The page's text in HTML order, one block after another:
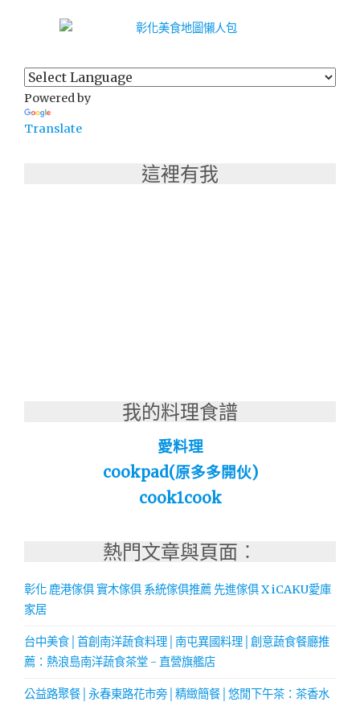
估"
Powered by
Translate
這裡有我
我的料理食譜
愛料理
cookpad(原多多開伙)
cook1cook
熱門文章與頁面︰
彰化 鹿港傢俱 實木傢俱 系統傢俱推薦 先進傢俱 X iCAKU愛庫
家居
台中美食│首創南洋蔬食料理│南屯異國料理│創意蔬食餐廳推
薦：熱浪島南洋蔬食茶堂 - 直營旗艦店
公益路聚餐│永春東路花市旁│精緻簡餐│悠閒下午茶：茶香水